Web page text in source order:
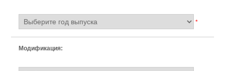
*
Модификация: